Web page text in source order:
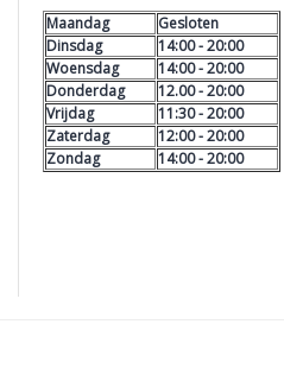
Maandag
Gesloten
Dinsdag
14:00 - 20:00
Woensdag
14:00 - 20:00
Donderdag
12.00 - 20:00
Vrijdag
11:30 - 20:00
Zaterdag
12:00 - 20:00
Zondag
14:00 - 20:00